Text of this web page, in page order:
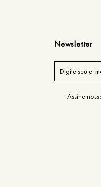
Newsletter
Assine